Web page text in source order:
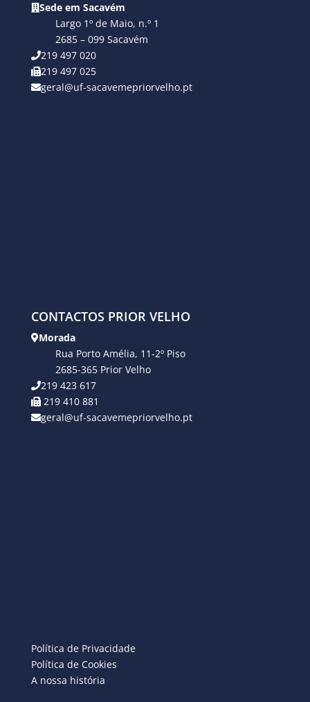
Sede em Sacavém
Largo 1º de Maio, n.º 1
2685 – 099 Sacavém
219 497 020
219 497 025
geral@uf-sacavemepriorvelho.pt
CONTACTOS PRIOR VELHO
Morada
Rua Porto Amélia, 11-2º Piso
2685-365 Prior Velho
219 423 617
219 410 881
geral@uf-sacavemepriorvelho.pt
Política de Privacidade
Política de Cookies
A nossa história